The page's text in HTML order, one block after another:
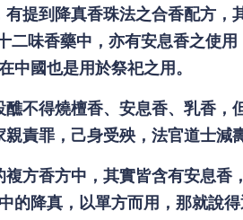
提到降真香珠法之合香配方，
味香藥中，亦有安息香之使
中國也是用於祭祀之用。
不得燒檀香、安息香、乳香，
責罪，己身受殃，法官道士減
方香方中，其實皆含有安息香
的降真，以單方而用，那就說得